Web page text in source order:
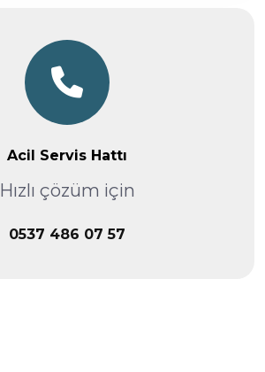
Acil Servis Hattı
Hızlı çözüm için
0537 486 07 57